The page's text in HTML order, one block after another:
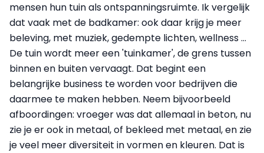
mensen hun tuin als ontspanningsruimte. Ik vergelijk
dat vaak met de badkamer: ook daar krijg je meer
beleving, met muziek, gedempte lichten, wellness …
De tuin wordt meer een 'tuinkamer', de grens tussen
binnen en buiten vervaagt. Dat begint een
belangrijke business te worden voor bedrijven die
daarmee te maken hebben. Neem bijvoorbeeld
afboordingen: vroeger was dat allemaal in beton, nu
zie je er ook in metaal, of bekleed met metaal, en zie
je veel meer diversiteit in vormen en kleuren. Dat is